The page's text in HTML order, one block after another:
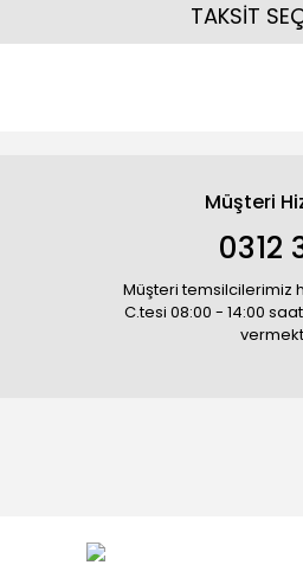
TAKSİT
Müşteri
0312
Müşteri temsilcilerimiz
C.tesi 08:00 - 14:00